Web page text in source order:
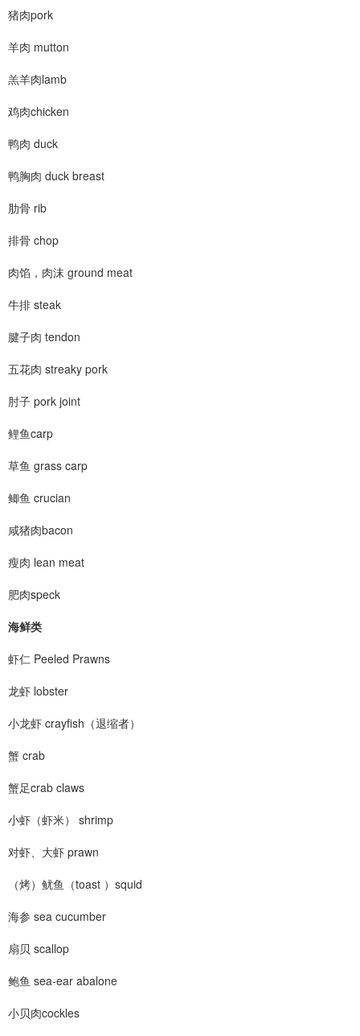
猪肉pork
羊肉 mutton
羔羊肉lamb
鸡肉chicken
鸭肉 duck
鸭胸肉 duck breast
肋骨 rib
排骨 chop
肉馅，肉沫 ground meat
牛排 steak
腱子肉 tendon
五花肉 streaky pork
肘子 pork joint
鲤鱼carp
草鱼 grass carp
鲫鱼 crucian
咸猪肉bacon
瘦肉 lean meat
肥肉speck
海鲜类
虾仁 Peeled Prawns
龙虾 lobster
小龙虾 crayfish（退缩者）
蟹 crab
蟹足crab claws
小虾（虾米） shrimp
对虾、大虾 prawn
（烤）鱿鱼（toast ）squid
海参 sea cucumber
扇贝 scallop
鲍鱼 sea-ear abalone
小贝肉cockles